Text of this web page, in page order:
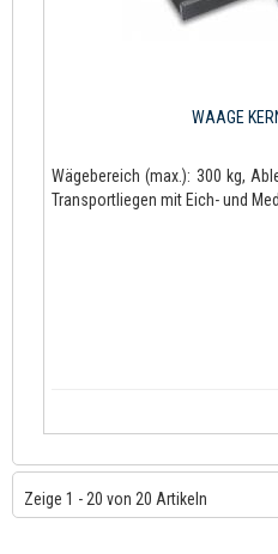
WAAGE
Wägebereich (max.): 300 kg,
Transportliegen mit Eich- und
Zeige 1 - 20 von 20 Artikeln